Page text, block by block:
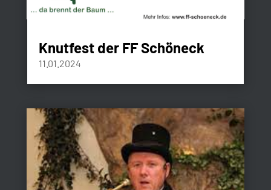
Knutfest der FF Schöneck
11.01.2024